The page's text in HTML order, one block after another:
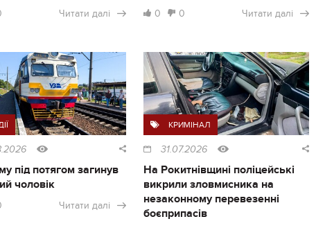
Читати далі 0 0 Читати далі
під потягом загинув
чоловік
Читати далі
КРИМІНАЛ
31.07.2026
На Рокитнівщині поліцейські
викрили зловмисника на
незаконному перевезенні
боєприпасів